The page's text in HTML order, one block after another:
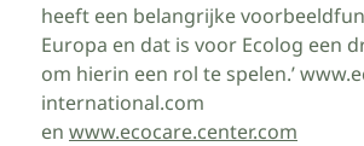
heeft een belangrijke
Europa en dat is voor Ecolog een
om hierin een rol te spelen.’
international.com
en www.ecocare.center.com